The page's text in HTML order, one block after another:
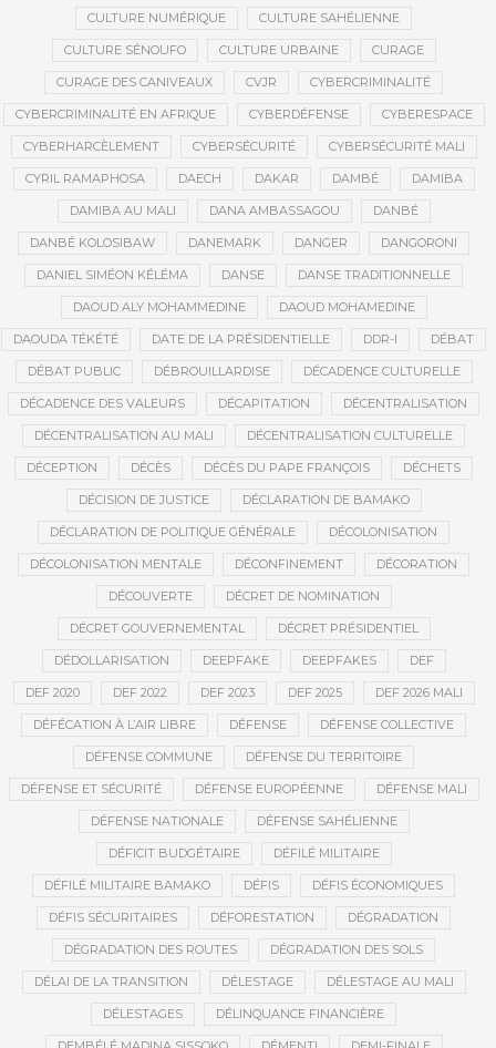
CULTURE NUMÉRIQUE CULTURE SAHÉLIENNE
CULTURE SÉNOUFO CULTURE URBAINE CURAGE
CURAGE DES CANIVEAUX CVJR CYBERCRIMINALITÉ
CYBERCRIMINALITÉ EN AFRIQUE CYBERDÉFENSE CYBERESPACE
CYBERHARCÈLEMENT CYBERSÉCURITÉ CYBERSÉCURITÉ MALI
CYRIL RAMAPHOSA DAECH DAKAR DAMBÉ DAMIBA
DAMIBA AU MALI DANA AMBASSAGOU DANBÉ
DANBÉ KOLOSIBAW DANEMARK DANGER DANGORONI
DANIEL SIMÉON KÉLÉMA DANSE DANSE TRADITIONNELLE
DAOUD ALY MOHAMMEDINE DAOUD MOHAMEDINE
DAOUDA TÉKÉTÉ DATE DE LA PRÉSIDENTIELLE DDR-I DÉBAT
DÉBAT PUBLIC DÉBROUILLARDISE DÉCADENCE CULTURELLE
DÉCADENCE DES VALEURS DÉCAPITATION DÉCENTRALISATION
DÉCENTRALISATION AU MALI DÉCENTRALISATION CULTURELLE
DÉCEPTION DÉCÈS DÉCÈS DU PAPE FRANÇOIS DÉCHETS
DÉCISION DE JUSTICE DÉCLARATION DE BAMAKO
DÉCLARATION DE POLITIQUE GÉNÉRALE DÉCOLONISATION
DÉCOLONISATION MENTALE DÉCONFINEMENT DÉCORATION
DÉCOUVERTE DÉCRET DE NOMINATION
DÉCRET GOUVERNEMENTAL DÉCRET PRÉSIDENTIEL
DÉDOLLARISATION DEEPFAKE DEEPFAKES DEF
DEF 2020 DEF 2022 DEF 2023 DEF 2025 DEF 2026 MALI
DÉFÉCATION À L’AIR LIBRE DÉFENSE DÉFENSE COLLECTIVE
DÉFENSE COMMUNE DÉFENSE DU TERRITOIRE
DÉFENSE ET SÉCURITÉ DÉFENSE EUROPÉENNE DÉFENSE MALI
DÉFENSE NATIONALE DÉFENSE SAHÉLIENNE
DÉFICIT BUDGÉTAIRE DÉFILÉ MILITAIRE
DÉFILÉ MILITAIRE BAMAKO DÉFIS DÉFIS ÉCONOMIQUES
DÉFIS SÉCURITAIRES DÉFORESTATION DÉGRADATION
DÉGRADATION DES ROUTES DÉGRADATION DES SOLS
DÉLAI DE LA TRANSITION DÉLESTAGE DÉLESTAGE AU MALI
DÉLESTAGES DÉLINQUANCE FINANCIÈRE